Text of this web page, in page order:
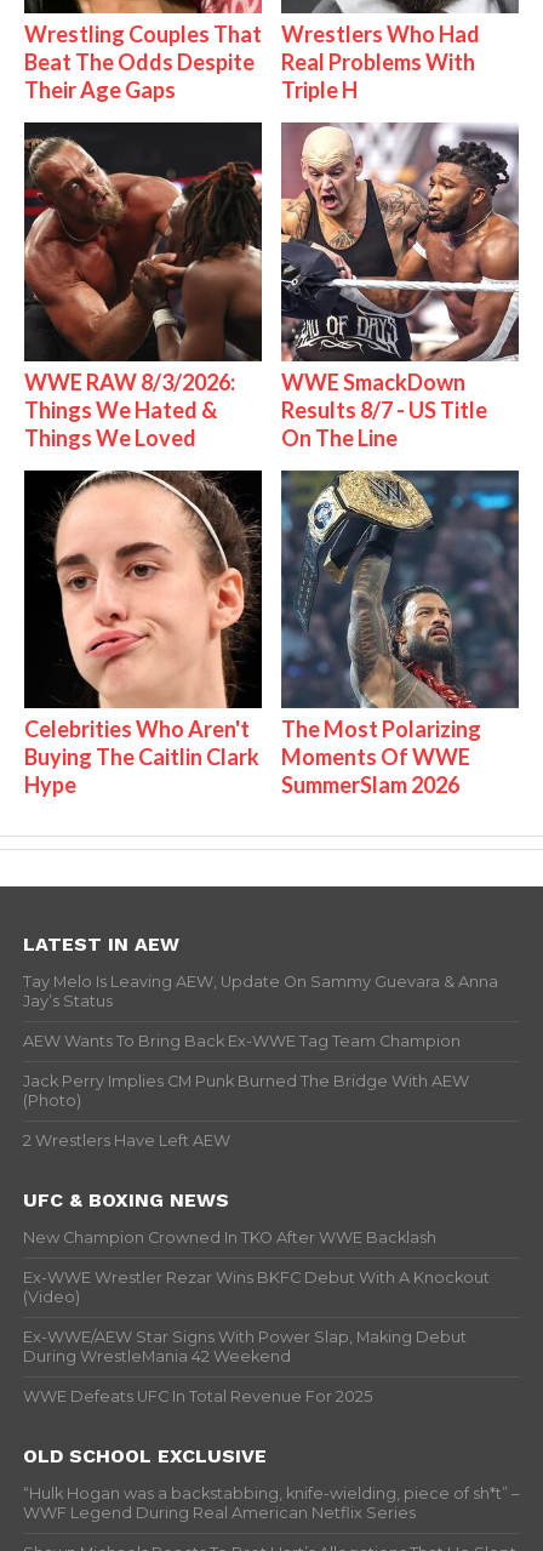
Wrestling Couples That
Beat The Odds Despite
Their Age Gaps
Wrestlers Who Had
Real Problems With
Triple H
WWE RAW 8/3/2026:
Things We Hated &
Things We Loved
WWE SmackDown
Results 8/7 - US Title
On The Line
Celebrities Who Aren't
Buying The Caitlin Clark
Hype
The Most Polarizing
Moments Of WWE
SummerSlam 2026
LATEST IN AEW
Tay Melo Is Leaving AEW, Update On Sammy Guevara & Anna
Jay’s Status
AEW Wants To Bring Back Ex-WWE Tag Team Champion
Jack Perry Implies CM Punk Burned The Bridge With AEW
(Photo)
2 Wrestlers Have Left AEW
UFC & BOXING NEWS
New Champion Crowned In TKO After WWE Backlash
Ex-WWE Wrestler Rezar Wins BKFC Debut With A Knockout
(Video)
Ex-WWE/AEW Star Signs With Power Slap, Making Debut
During WrestleMania 42 Weekend
WWE Defeats UFC In Total Revenue For 2025
OLD SCHOOL EXCLUSIVE
“Hulk Hogan was a backstabbing, knife-wielding, piece of sh*t” –
WWF Legend During Real American Netflix Series